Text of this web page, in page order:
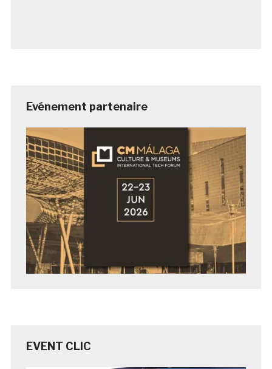
Evénement partenaire
EVENT CLIC